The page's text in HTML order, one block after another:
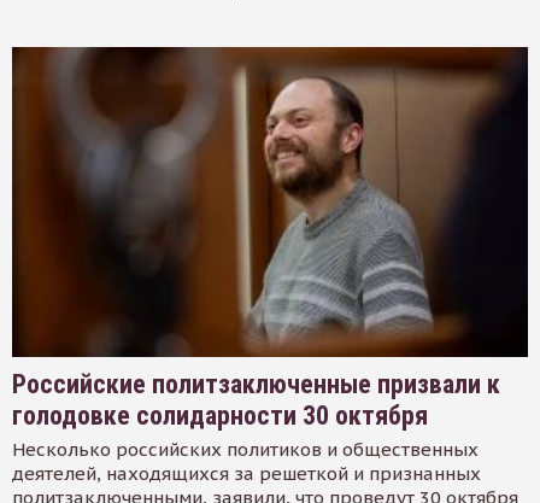
Российские политзаключенные призвали к
голодовке солидарности 30 октября
Несколько российских политиков и общественных
деятелей, находящихся за решеткой и признанных
политзаключенными, заявили, что проведут 30 октября